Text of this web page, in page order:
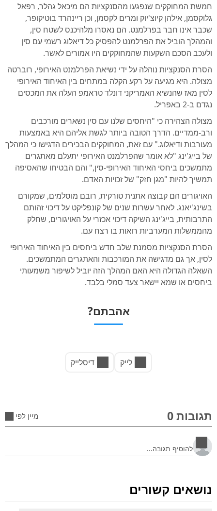
חמשת המחוקקים שנפגעו מהסנקציות הם מיכאל גהלר, רפאל
גלוקסמן, אילהן קיוצ'יוק ומרים לקסמן, וכן ריינהרד בוטיקופר,
שכבר אינו חבר בפרלמנט. הם נאסרו מלהיכנס לשטח סין,
והמהלך הוביל את הפרלמנט להפסיק כל דיאלוג רשמי עם סין
ולעכב הסכם השקעות שהמחוקקים היו אמורים לאשר.
הסרת הסנקציות נוהלה על ידי נשיאת הפרלמנט האירופי, רוברטה
מצולה. היא מגיעה על רקע הקלה במתחים בין האיחוד האירופי
לסין מאז שהנשיא האמריקני דונלד טראמפ העלה את המכסים
נגדם ב-2 באפריל.
מצולה הצהירה כי "היחסים שלנו עם סין נשארים מורכבים
ורב-ממדיים. הדרך הטובה ביותר לגשת אליהם היא באמצעות
מעורבות ודיאלוג." עם זאת, המחוקקים הבכירים הדגישו כי המהלך
של בייג'ינג "לא אומר שהפרלמנט האירופי יתעלם מאתגרים
מתמשכים ביחסי האיחוד האירופי-סין," והם הבטיחו שהאסיפה
תמשיך להיות "מגן חזק" של זכויות האדם.
האויגורים הם קבוצה אתנית טורקית, רובם מוסלמים, שמקורם
בשינג'יאנג. לאחר עשרות שנים של קונפליקט על דיכוי זהותם
התרבותית, בייג'ינג השיקה דיכוי אכזרי על האויגורים, שחלק
מהממשלות המערביות רואות בו רצח עם.
הסרת הסנקציות מסמנת שלב חדש ביחסים בין האיחוד האירופי
לסין, אך גם מדגישה את המורכבות והאתגרים המתמשכים.
השאלה הגדולה היא האם המהלך הזה יוביל לשיפור משמעותי
ביחסים או שמא יישאר צעד סמלי בלבד.
אהבתם?
לייק דיסלייק
תגובות 0 מיין לפי
נושאים קשורים